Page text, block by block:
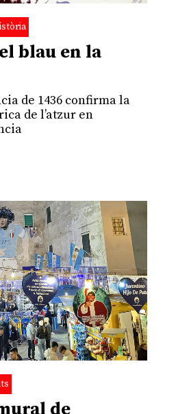
blau en la
de 1436 confirma la
de l’atzur en